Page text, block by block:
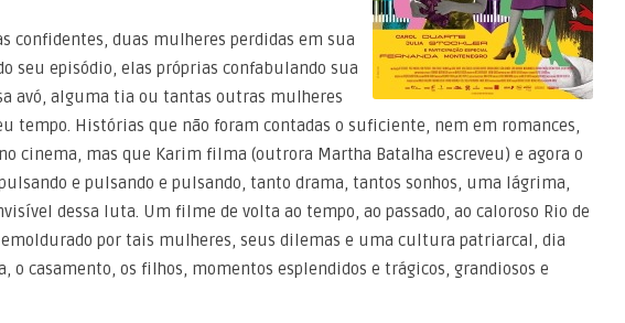
confidentes, duas mulheres perdidas em sua
seu episódio, elas próprias confabulando sua
avó, alguma tia ou tantas outras mulheres
tempo. Histórias que não foram contadas o suficiente, nem em romances,
cinema, mas que Karim filma (outrora Martha Batalha escreveu) e agora o
e pulsando e pulsando, tanto drama, tantos sonhos, uma lágrima,
dessa luta. Um filme de volta ao tempo, ao passado, ao caloroso Rio de
emoldurado por tais mulheres, seus dilemas e uma cultura patriarcal, dia
o casamento, os filhos, momentos esplendidos e trágicos, grandiosos e